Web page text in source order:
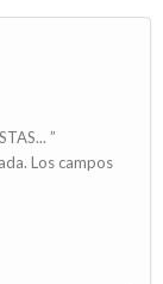
”
Los campos